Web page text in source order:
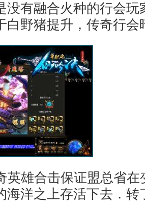
没有融合火种的行会玩
白野猪提升，传奇行会
英雄合击保证盟总省在
海洋之上存活下去．转